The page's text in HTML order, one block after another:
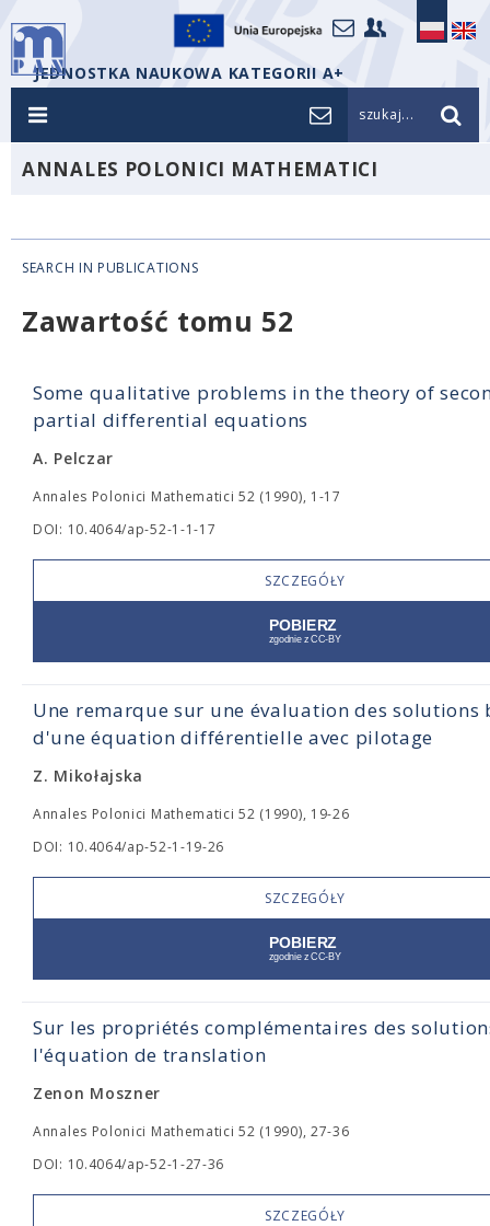
JEDNOSTKA NAUKOWA KATEGORII A+
szukaj...
ANNALES POLONICI MATHEMATICI
SEARCH IN PUBLICATIONS
Zawartość tomu 52
Some qualitative problems in the theory of
partial differential equations
A. Pelczar
Annales Polonici Mathematici 52 (1990), 1-17
DOI: 10.4064/ap-52-1-1-17
SZCZEGÓŁY
Une remarque sur une évaluation des solutions
d'une équation différentielle avec pilotage
Z. Mikołajska
Annales Polonici Mathematici 52 (1990), 19-26
DOI: 10.4064/ap-52-1-19-26
SZCZEGÓŁY
Sur les propriétés complémentaires des
l'équation de translation
Zenon Moszner
Annales Polonici Mathematici 52 (1990), 27-36
DOI: 10.4064/ap-52-1-27-36
SZCZEGÓŁY